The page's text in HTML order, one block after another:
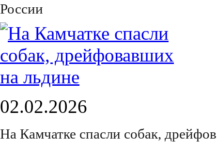
России
02.02.2026
На Камчатке спасли собак,